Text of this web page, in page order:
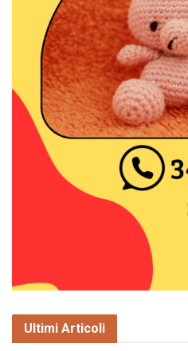
Ultimi Articoli